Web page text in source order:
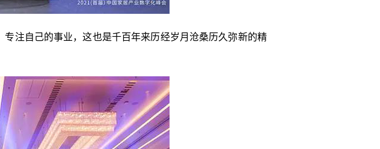
注自己的事业，这也是千百年来历经岁月沧桑历久弥新的精